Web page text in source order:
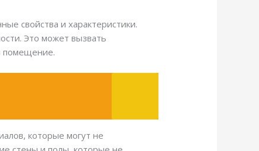
свойства и характеристики.
Это может вызвать
помещение.
которые могут не